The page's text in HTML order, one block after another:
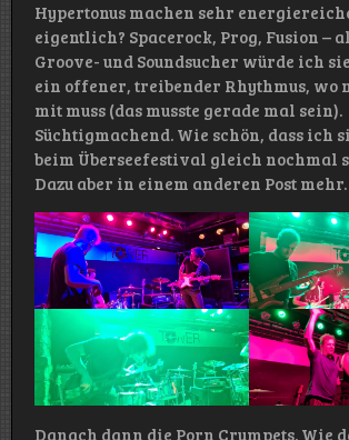
Hypertonus machen sehr
eigentlich? Spacerock, Prog, Fusion –
Groove- und Soundsucher würde ich
ein offener, treibender Rhythmus, wo
mit muss (das musste gerade mal sein).
Süchtigmachend. Wie schön, dass ich
beim Überseefestival gleich nochmal
Dazu aber in einem anderen Post mehr.
Danach dann die Porn Crumpets. Wie